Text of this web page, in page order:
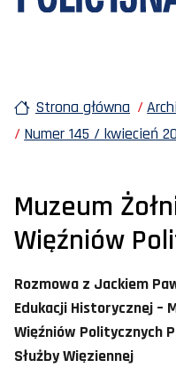
Strona główna
Numer 145 / kwiecień
Muzeum
Więźniów
Rozmowa z Jackiem
Edukacji Historycznej –
Więźniów Politycznych
Służby Więziennej